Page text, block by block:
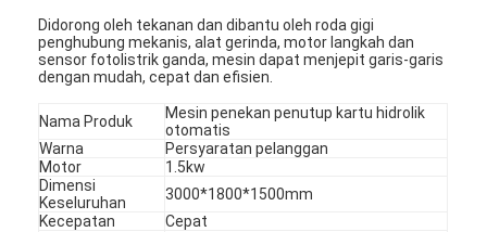
Didorong oleh tekanan dan dibantu oleh roda gigi
penghubung mekanis, alat gerinda, motor langkah dan
sensor fotolistrik ganda, mesin dapat menjepit garis-garis
dengan mudah, cepat dan efisien.
Nama Produk
Mesin penekan penutup kartu hidrolik
otomatis
Warna
Persyaratan pelanggan
Motor
1.5kw
Dimensi
Keseluruhan
3000*1800*1500mm
Kecepatan
Cepat